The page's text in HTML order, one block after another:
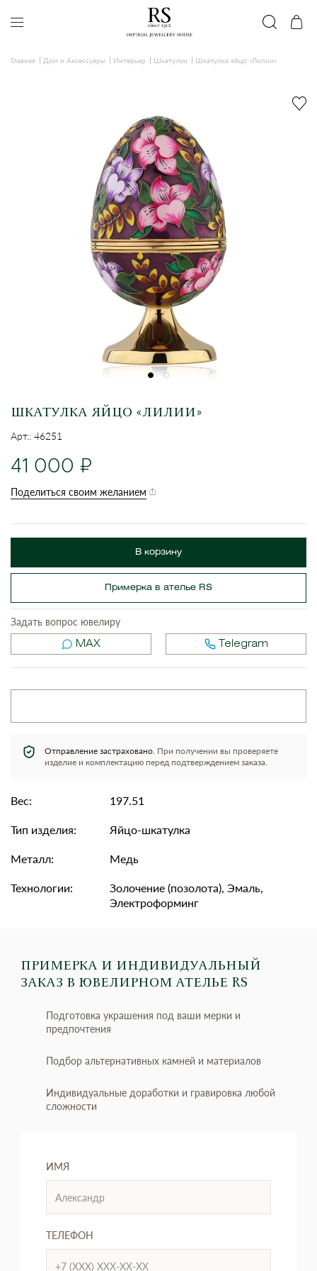
Главная Дом и Аксессуары Интерьер Шкатулки Шкатулка яйцо «Лилии»
ШКАТУЛКА ЯЙЦО «ЛИЛИИ»
Арт.: 46251
41 000
Поделиться своим желанием
В корзину
Примерка в ателье RS
Задать вопрос ювелиру
MAX Telegram
Отправление застраховано. При получении вы проверяете
изделие и комплектацию перед подтверждением заказа.
Вес:
197.51
Тип изделия:
Яйцо-шкатулка
Металл:
Медь
Технологии:
Золочение (позолота), Эмаль,
Электроформинг
ПРИМЕРКА И ИНДИВИДУАЛЬНЫЙ
ЗАКАЗ В ЮВЕЛИРНОМ АТЕЛЬЕ RS
Подготовка украшения под ваши мерки и
предпочтения
Подбор альтернативных камней и материалов
Индивидуальные доработки и гравировка любой
сложности
ИМЯ
ТЕЛЕФОН